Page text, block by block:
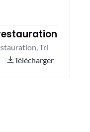
Tri
Télécharger